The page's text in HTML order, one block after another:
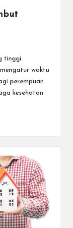
tinggi.
waktu
perempuan
kesehatan